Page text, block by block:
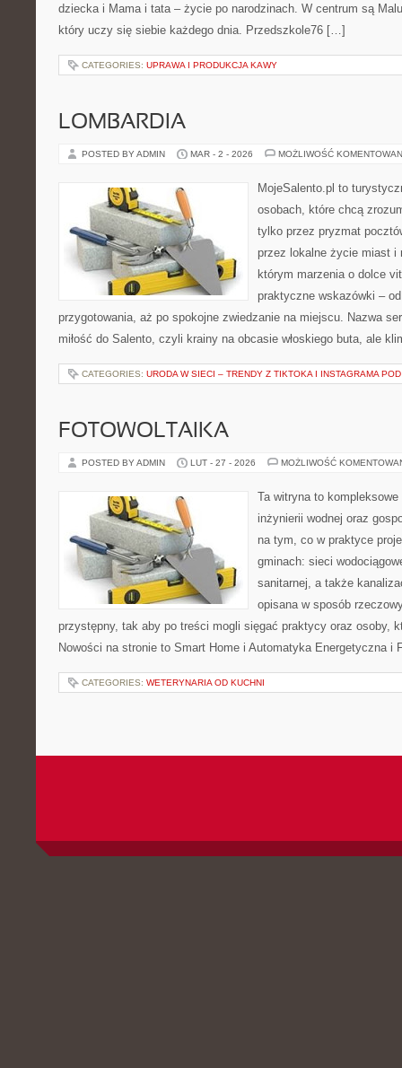
dziecka i Mama i tata – życie po narodzinach. W centrum są
który uczy się siebie każdego dnia. Przedszkole76 […]
CATEGORIES: UPRAWA I PRODUKCJA KAWY
LOMBARDIA
POSTED BY ADMIN MAR - 2 - 2026 MOŻLIWOŚĆ
MojeSalento.pl to
osobach, które chcą
tylko przez pryzmat
przez lokalne życie miast i
którym marzenia o dolce
praktyczne wskazówki –
przygotowania, aż po spokojne zwiedzanie na miejscu. Nazwa
miłość do Salento, czyli krainy na obcasie włoskiego buta, ale
CATEGORIES: URODA W SIECI – TRENDY Z TIKTOKA I INSTAGRAMA
FOTOWOLTAIKA
POSTED BY ADMIN LUT - 27 - 2026 MOŻLIWOŚĆ
Ta witryna to
inżynierii wodnej oraz
na tym, co w praktyce
gminach: sieci
sanitarnej, a także
opisana w sposób
przystępny, tak aby po treści mogli sięgać praktycy oraz osoby,
Nowości na stronie to Smart Home i Automatyka Energetyczna
CATEGORIES: WETERYNARIA OD KUCHNI